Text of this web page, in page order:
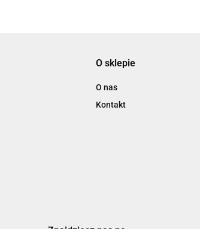
O sklepie
O nas
Kontakt